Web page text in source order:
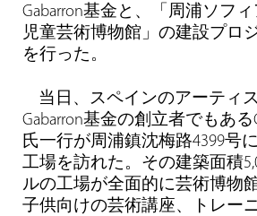
Gabarron基金と、「周浦ソフ
児童芸術博物館」の建設プロ
を行った。
当日、スペインのアーティ
Gabarron基金の創立者でもある
氏一行が周浦鎮沈梅路4399号
工場を訪れた。その建築面積
ルの工場が全面的に芸術博物
子供向けの芸術講座、トレー